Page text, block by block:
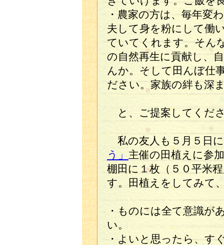
・農家の方は、毎年変
夫して身を粉にして働
ていてくれます。そん
の自然再生に貢献し、
んか。そして田んぼ仕
ださい。家族の絆も深
と、ご提案してくだ
私の友人も５月５日
う」 主催の田植えに参
棚田に１枚（５０平米
す。田植えをしてみて
・ものには全て意識が
い。
・よいと思ったら、す